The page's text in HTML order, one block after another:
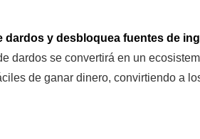
dardos y desbloquea fuentes de
dardos se convertirá en un
de ganar dinero, convirtiendo a